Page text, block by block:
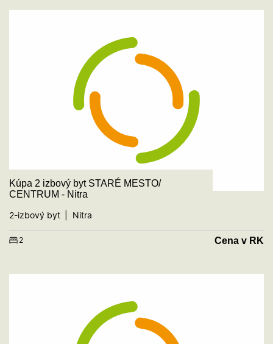
Kúpa 2 izbový byt STARÉ MESTO/
CENTRUM - Nitra
2-izbový byt
Nitra
2 Cena v RK